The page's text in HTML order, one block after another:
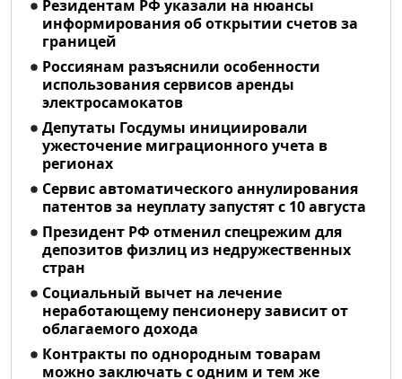
Резидентам РФ указали на нюансы
информирования об открытии счетов за
границей
Россиянам разъяснили особенности
использования сервисов аренды
электросамокатов
Депутаты Госдумы инициировали
ужесточение миграционного учета в
регионах
Сервис автоматического аннулирования
патентов за неуплату запустят с 10 августа
Президент РФ отменил спецрежим для
депозитов физлиц из недружественных
стран
Социальный вычет на лечение
неработающему пенсионеру зависит от
облагаемого дохода
Контракты по однородным товарам
можно заключать с одним и тем же